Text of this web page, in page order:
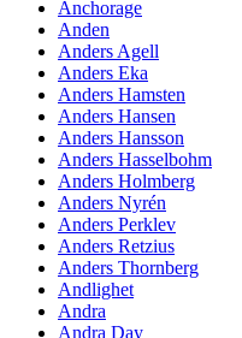
Anchorage
Anden
Anders Agell
Anders Eka
Anders Hamsten
Anders Hansen
Anders Hansson
Anders Hasselbohm
Anders Holmberg
Anders Nyrén
Anders Perklev
Anders Retzius
Anders Thornberg
Andlighet
Andra
Andra Day